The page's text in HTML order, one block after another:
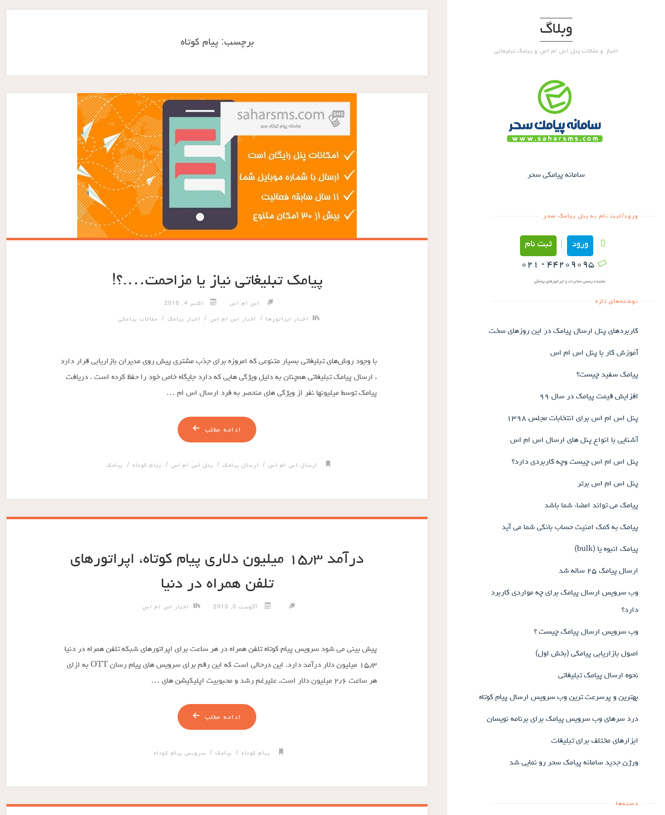
وبلاگ
اخبار و مقالات پنل اس ام اس و پیامک تبلیغاتی
سامانه پیامکی سحر
ورود/ثبت نام به پنل پیامک سحر
ورود ثبت نام
۴۴۲۰۹۰۹۵ - ۰۲۱
نماینده رسمی مخابرات و اپراتورهای پیامکی
نوشته‌های تازه
کاربردهای پنل ارسال پیامک در این روزهای سخت
آموزش کار با پنل اس ام اس
پیامک سفید چیست؟
افزایش قیمت پیامک در سال ۹۹
پنل اس ام اس برای انتخابات مجلس ۱۳۹۸
آشنایی با انواع پنل های ارسال اس ام اس
پنل اس ام اس چیست وچه کاربردی دارد؟
پنل اس ام اس برتر
پیامک می تواند امضاء شما باشد
پیامک به کمک امنیت حساب بانکی شما می آید
پیامک انبوه یا (bulk)
ارسال پیامک ۲۵ ساله شد
وب سرویس ارسال پیامک برای چه مواردی کاربرد
دارد؟
وب سرویس ارسال پیامک چیست ؟
اصول بازاریابی پیامکی (بخش اول)
نحوه ارسال پیامک تبلیغاتی
بهترین و پرسرعت ترین وب سرویس ارسال پیام کوتاه
درد سرهای وب سرویس پیامک برای برنامه نویسان
ابزارهای مختلف برای تبلیغات
ورژن جدید سامانه پیامک سحر رو نمایی شد
دسته‌ها
برچسب:پیام کوتاه
پیامک تبلیغاتی نیاز یا مزاحمت….؟!
اس ام اس اکتبر 4, 2016
اخبار اپراتورها / اخبار اس ام اس / اخبار پیامک / مقالات پیامکی
با وجود روش‌های تبلیغاتی بسیار متنوعی که امروزه برای جذب مشتری پیش روی مدیران بازاریابی قرار دارد
، ارسال پیامک تبلیغاتی همچنان به دلیل ویژگی هایی که دارد جایگاه خاص خود را حفظ کرده است . دریافت
پیامک توسط میلیونها نفر از ویژگی های منحصر به فرد ارسال اس ام …
ادامه مطلب
ارسال اس ام اس/ ارسال پیامک/ پنل اس ام اس / پیام کوتاه/ پیامک
درآمد ۱۵٫۳ میلیون دلاری پیام کوتاه، اپراتورهای
تلفن همراه در دنیا
آگوست 3, 2013 اخبار اس ام اس
پیش بینی می شود سرویس پیام کوتاه تلفن همراه در هر ساعت برای اپراتورهای شبکه تلفن همراه در دنیا
۱۵٫۳ میلیون دلار درآمد دارد. این درحالی است که این رقم برای سرویس های پیام رسان OTT به ازای
هر ساعت ۲٫۶ میلیون دلار است. علیرغم رشد و محبوبیت اپلیکیشن های …
ادامه مطلب
پیام کوتاه/ پیامک/ سرویس پیام کوتاه